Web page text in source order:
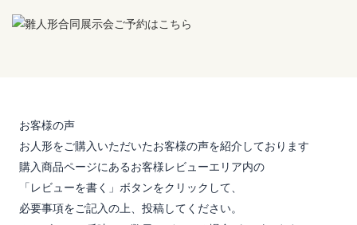
お客様の声
お人形をご購入いただいたお客様の声を紹介しております
購入商品ページにあるお客様レビューエリア内の
「レビューを書く」ボタンをクリックして、
必要事項をご記入の上、投稿してください。